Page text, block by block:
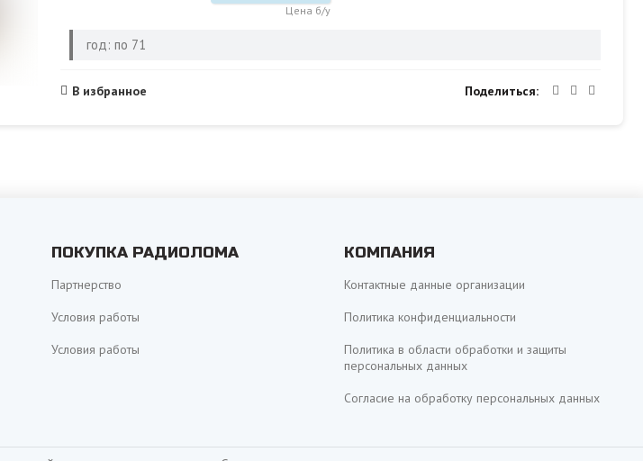
Цена б/у
год: по 71
В избранное Поделиться
ПОКУПКА РАДИОЛОМА
Партнерство
Условия работы
Условия работы
КОМПАНИЯ
Контактные данные организации
Политика конфиденциальности
Политика в области обработки и защиты
персональных данных
Согласие на обработку персональных данных